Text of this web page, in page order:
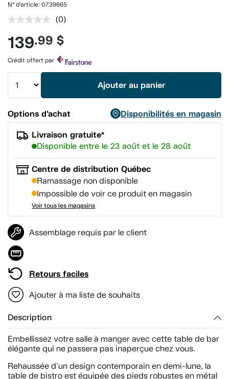
N° d'article: 0739665
Aucune
pour
ce
produit.
Lien
vers
page.
(0)
139.99 $
Crédit offert par
Ajouter au panier
Options d’achat
Disponibilités en magasin
Livraison gratuite*
Disponible entre le 23 août et le 28 août
Centre de distribution Québec
Ramassage non disponible
Impossible de voir ce produit en magasin
Voir tous les magasins
Assemblage requis par le client
Retours faciles
Ajouter à ma liste de souhaits
Description
Embellissez votre salle à manger avec cette table de bar
élégante qui ne passera pas inaperçue chez vous.
Rehaussée d'un design contemporain en demi-lune, la
table de bistro est équipée des pieds robustes en métal